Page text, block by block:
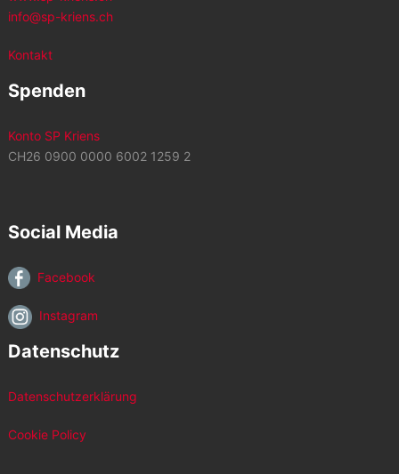
info@sp-kriens.ch
Kontakt
Spenden
Konto SP Kriens
CH26 0900 0000 6002 1259 2
Social Media
Facebook
Instagram
Datenschutz
Datenschutzerklärung
Cookie Policy